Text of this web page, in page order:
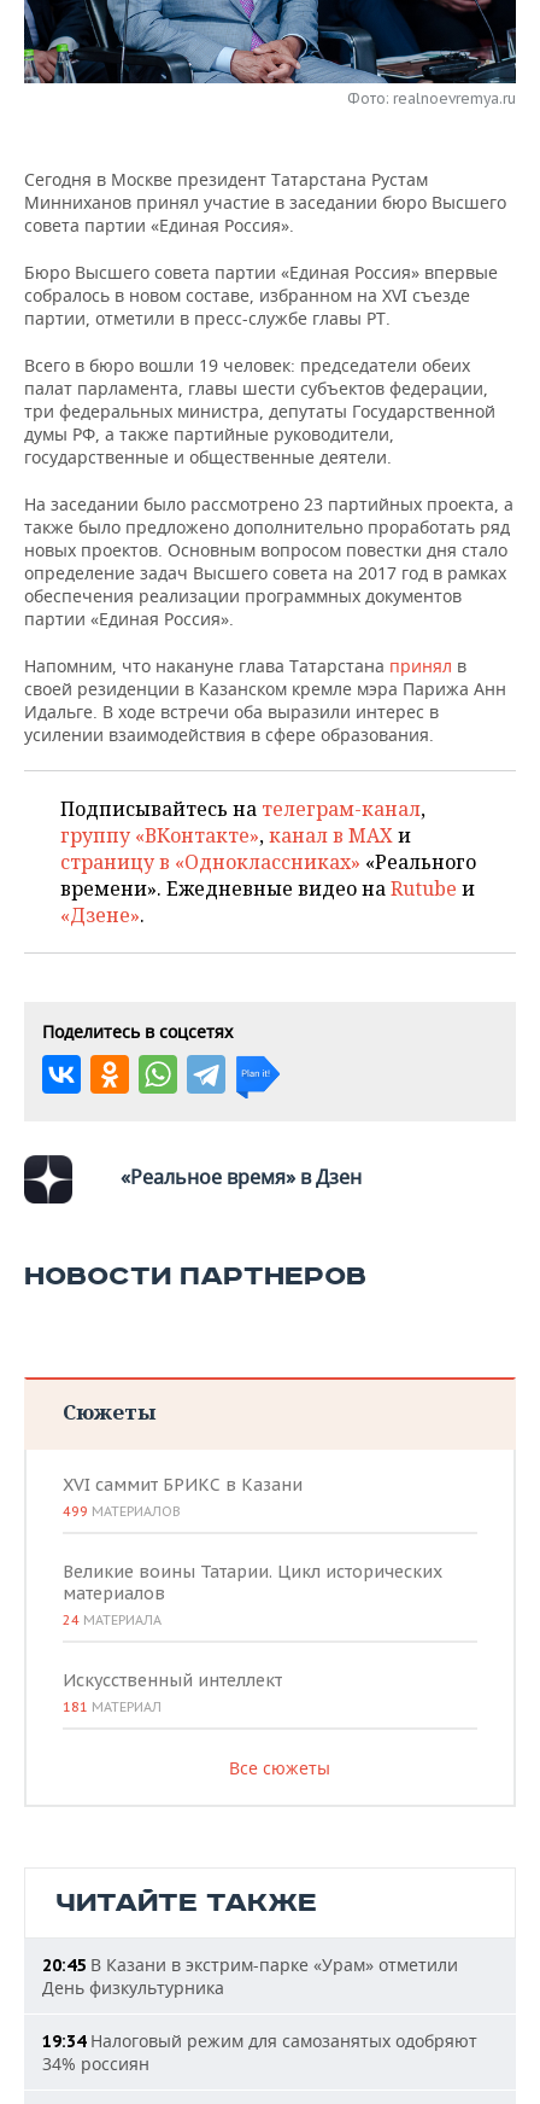
НЕФТЕХИМИЯ
НЕФТЬ
ЭНЕРГЕТИКА
РОЗНИЧНАЯ ТОРГОВЛЯ
НОВОСТИ ТЕХНОЛОГИЙ
ТЕЛЕКОММУНИКАЦИИ
МЕРОПРИЯТИЯ
БИЗНЕС-БРАНЧИ
ONLINE-КОНФЕРЕНЦИИ
ОТКРЫТАЯ ЛЕКЦИЯ
ФУТБОЛ
ХОККЕЙ
БАСКЕТБОЛ
ВОЛЕЙБОЛ
КИБЕРСПОРТ
ВОДНЫЕ ВИДЫ СПОРТА
ХОККЕЙ С МЯЧОМ
НОВОСТИ ОБЩЕСТВА
ВЛАСТЬ
ИНФРАСТРУКТУРА
ИСТОРИЯ
КУЛЬТУРА
ОБРАЗОВАНИЕ
ПРОИСШЕСТВИЯ
ФОТОГАЛЕРЕЯ
СЮЖЕТЫ
СПРАВОЧНИК
СПИСОК ПЕРСОН
СПИСОК КОМПАНИЙ
ПОЛНАЯ ВЕРСИЯ
Фото: realnoevremya.ru
Сегодня в Москве президент Татарстана Рустам
Минниханов принял участие в заседании бюро Высшего
совета партии «Единая Россия».
Бюро Высшего совета партии «Единая Россия» впервые
собралось в новом составе, избранном на XVI съезде
партии, отметили в пресс-службе главы РТ.
Всего в бюро вошли 19 человек: председатели обеих
палат парламента, главы шести субъектов федерации,
три федеральных министра, депутаты Государственной
думы РФ, а также партийные руководители,
государственные и общественные деятели.
На заседании было рассмотрено 23 партийных проекта, а
также было предложено дополнительно проработать ряд
новых проектов. Основным вопросом повестки дня стало
определение задач Высшего совета на 2017 год в рамках
обеспечения реализации программных документов
партии «Единая Россия».
Напомним, что накануне глава Татарстана принял в
своей резиденции в Казанском кремле мэра Парижа Анн
Идальге. В ходе встречи оба выразили интерес в
усилении взаимодействия в сфере образования.
Подписывайтесь на телеграм-канал,
группу «ВКонтакте»,канал в MAXи
страницу в «Одноклассниках» «Реального
времени». Ежедневные видео наRutube и
«Дзене».
Поделитесь в соцсетях
«Реальное время» в Дзен
НОВОСТИ ПАРТНЕРОВ
Сюжеты
XVI саммит БРИКС в Казани
499 МАТЕРИАЛОВ
Великие воины Татарии. Цикл исторических
материалов
24 МАТЕРИАЛА
Искусственный интеллект
181 МАТЕРИАЛ
Все сюжеты
ЧИТАЙТЕ ТАКЖЕ
20:45 В Казани в экстрим-парке «Урам» отметили
День физкультурника
19:34Налоговый режим для самозанятых одобряют
34% россиян